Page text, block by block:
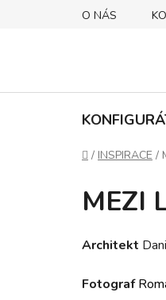
O NÁS
Domů
/ INSPIRACE /
MEZI
Architekt
Fotograf